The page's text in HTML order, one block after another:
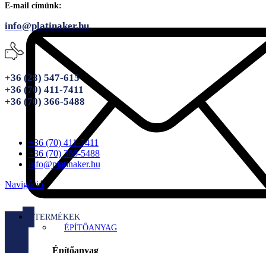
E-mail címünk:
info@platinaker.hu
+36 (28) 547-615
+36 (70) 411-7411
+36 (70) 366-5488
+36 (70) 411-7411
+36 (70) 366-5488
info@platinaker.hu
Navigáció
TERMÉKEK
ÉPÍTŐANYAG
Építőanyag